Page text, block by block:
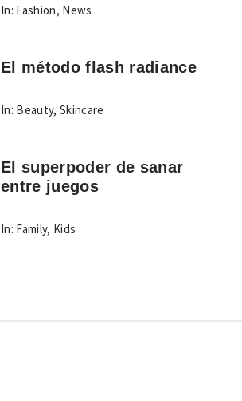
In: Fashion, News
El método flash radiance
In: Beauty,Skincare
El superpoder de sanar
entre juegos
In: Family, Kids